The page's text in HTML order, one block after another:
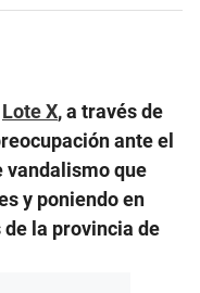
Lote X, a través de
ante el
vandalismo que
y poniendo en
la provincia de